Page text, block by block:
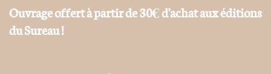
Ouvrage offert à partir de 30€ d'achat aux éditions
du Sureau !